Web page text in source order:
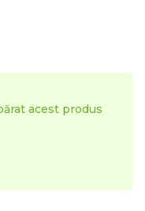
acest produs